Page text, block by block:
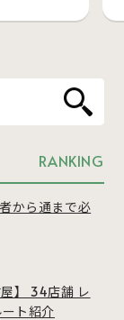
RANKING
から通まで必
】 34店舗 レ
ト紹介